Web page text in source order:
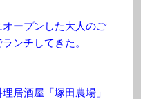
ープンした大人のご
ンチしてきた。
居酒屋「塚田農場」